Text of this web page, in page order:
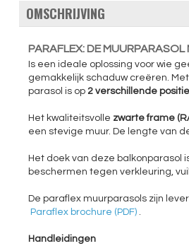
OMSCHRIJVING
PARAFLEX: DE MUURPARASOL
Is een ideale oplossing voor wie
gemakkelijk schaduw creëren.
parasol is op 2 verschillende
Het kwaliteitsvolle zwarte frame
een stevige muur. De lengte van
Het doek van deze balkonparasol
beschermen tegen verkleuring,
De paraflex muurparasols zijn
Paraflex brochure (PDF).
Handleidingen